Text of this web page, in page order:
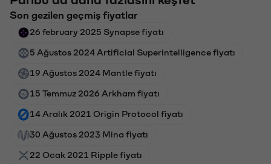
Son gezilen geçmiş fiyatlar
26 february 2025 Synapse fiyatı
5 Ağustos 2024 Artificial Superintelligence fiyatı
19 Ağustos 2024 Mantle fiyatı
15 Temmuz 2026 Arkham fiyatı
14 Aralık 2021 Origin Protocol fiyatı
30 Ağustos 2023 Mina fiyatı
22 Ocak 2021 Ripple fiyatı